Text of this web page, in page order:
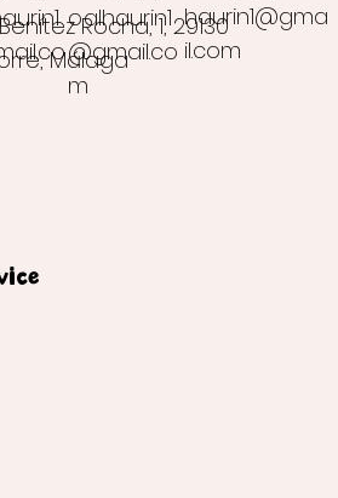
haurin1@gma
il.com
Rocha, 1, 29130
Málaga
o.alhaurin1
@gmail.co
m